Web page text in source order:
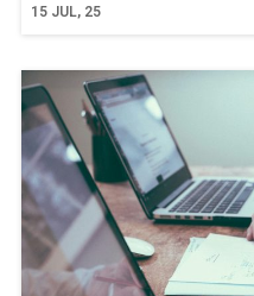
15 JUL, 25